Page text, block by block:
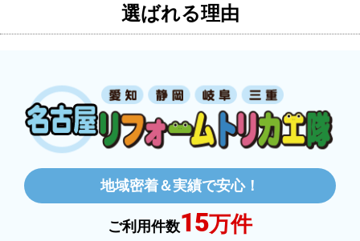
【その他感想・コメント】
ものおきものおきさん
2025年12月26日 18:45
欲しい商品をスムーズに注文できましたか？
ショップからの連絡や対応は適切でしたか？
はい
予定の期日までに商品が届きましたか？
選ばれる理由
地域密着＆実績で安心！
ご利用件数15万件